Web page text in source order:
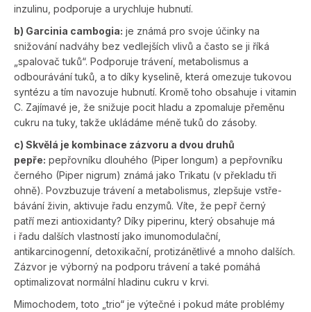
inzulinu, podporuje a urychluje hubnutí.
b) Garcinia cambogia: je známá pro svoje účinky na
snižování nadváhy bez vedlejších vlivů a často se ji říká
„spalovač tuků“. Podporuje trávení, metabolismus a
odbourávání tuků, a to díky kyselině, která omezuje tukovou
syntézu a tím navozuje hubnutí. Kromě toho obsahuje i vitamin
C. Zajímavé je, že snižuje pocit hladu a zpomaluje přeměnu
cukru na tuky, takže ukládáme méně tuků do zásoby.
c) Skvělá je kombinace zázvoru a dvou druhů
pepře: pepřov­níku dlouhého (Piper longum) a pepřovníku
černého (Piper nigrum) známá jako Trikatu (v překladu tři
ohně). Povzbuzuje trávení a metabolismus, zlepšuje vstře­
bávání živin, aktivuje řadu enzymů. Víte, že pepř černý
patří mezi antioxidanty? Díky piperinu, který obsahuje má
i řadu dalších vlastností jako imunomodulační,
antikarcinogenní, detoxikační, pro­tizánětlivé a mnoho dalších.
Zázvor je výborný na podporu trávení a také pomáhá
optimalizovat normální hladinu cukru v krvi.
Mimochodem, toto „trio“ je výtečné i pokud máte problémy